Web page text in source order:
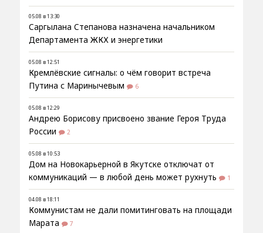
05.08 в 13:30
Саргылана Степанова назначена начальником
Департамента ЖКХ и энергетики
05.08 в 12:51
Кремлёвские сигналы: о чём говорит встреча
Путина с Маринычевым
6
05.08 в 12:29
Андрею Борисову присвоено звание Героя Труда
России
2
05.08 в 10:53
Дом на Новокарьерной в Якутске отключат от
коммуникаций — в любой день может рухнуть
1
04.08 в 18:11
Коммунистам не дали помитинговать на площади
Марата
7